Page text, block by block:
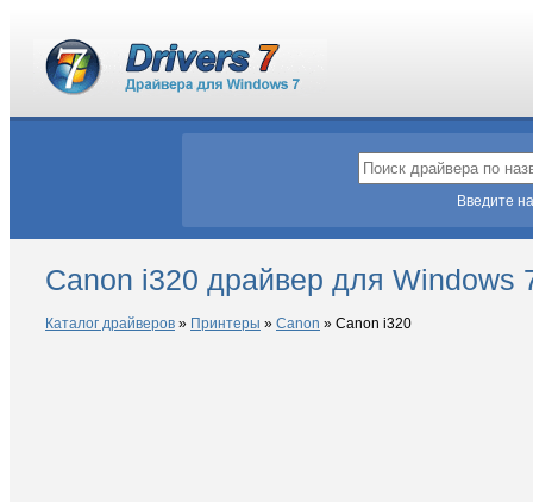
Введите
Canon i320 драйвер для Windows
Каталог драйверов » Принтеры » Canon » Canon i320